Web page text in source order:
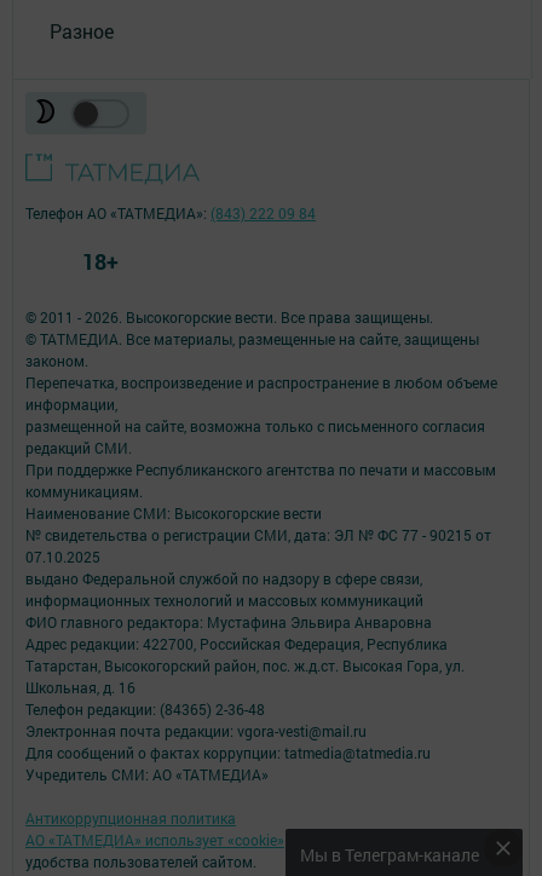
Разное
Мы в Телеграм-канале
© 2011 - 2026. Высокогорские вести. Все права защищены.
© ТАТМЕДИА. Все материалы, размещенные на сайте, защищены
законом.
Перепечатка, воспроизведение и распространение в любом объеме
информации,
размещенной на сайте, возможна только с письменного согласия
редакций СМИ.
При поддержке Республиканского агентства по печати и массовым
коммуникациям.
Наименование СМИ: Высокогорские вести
№ свидетельства о регистрации СМИ, дата: ЭЛ № ФС 77 - 90215 от
07.10.2025
выдано Федеральной службой по надзору в сфере связи,
информационных технологий и массовых коммуникаций
ФИО главного редактора: Мустафина Эльвира Анваровна
Адрес редакции: 422700, Российская Федерация, Республика
Татарстан, Высокогорский район, пос. ж.д.ст. Высокая Гора, ул.
Школьная, д. 16
Телефон редакции: (84365) 2-36-48
Электронная почта редакции: vgora-vesti@mail.ru
Для сообщений о фактах коррупции: tatmedia@tatmedia.ru
Учредитель СМИ: АО «ТАТМЕДИА»
Антикоррупционная политика
АО «ТАТМЕДИА» использует «cookie» для персонализации сервисов и
удобства пользователей сайтом.
Телефон АО «ТАТМЕДИА»: (843) 222 09 84
18+